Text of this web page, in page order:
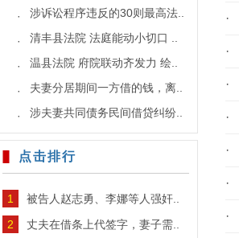
· 涉诉讼程序违反的30则最高法..
· 清丰县法院 法庭能动小切口 ..
· 温县法院 府院联动齐发力 绘..
· 夫妻分居期间一方借的钱，离..
· 涉夫妻共同债务民间借贷纠纷..
点击排行
1
被告人赵志勇、李娜等人强奸..
2
丈夫在借条上代签字，妻子需..
·
·
·
·
·
·
·